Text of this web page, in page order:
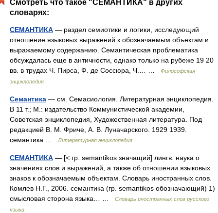
Смотреть что такое "СЕМАНТИКА" в других
словарях:
СЕМАНТИКА — раздел семиотики и логики, исследующий
отношение языковых выражений к обозначаемым объектам и
выражаемому содержанию. Семантическая проблематика
обсуждалась еще в античности, однако только на рубеже 19 20
вв. в трудах Ч. Пирса, Ф. де Соссюра, Ч.… …
Философская
энциклопедия
Семантика — см. Семасиология. Литературная энциклопедия.
В 11 т.; М.: издательство Коммунистической академии,
Советская энциклопедия, Художественная литература. Под
редакцией В. М. Фриче, А. В. Луначарского. 1929 1939.
семантика …
Литературная энциклопедия
СЕМАНТИКА — [< гр. semantikos значащий] лингв. наука о
значениях слов и выражений, а также об отношении языковых
знаков к обозначаемым объектам. Словарь иностранных слов.
Комлев Н.Г., 2006. семантика (гр. semantikos обозначающий) 1)
смысловая сторона языка… …
Словарь иностранных слов русского
языка